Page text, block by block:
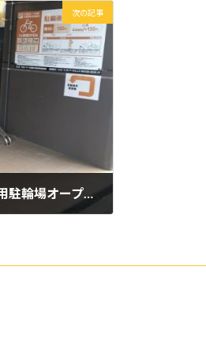
次の記事
【エコステーション21】玉造エキナカ店舗お客様専用駐輪場オープンしました